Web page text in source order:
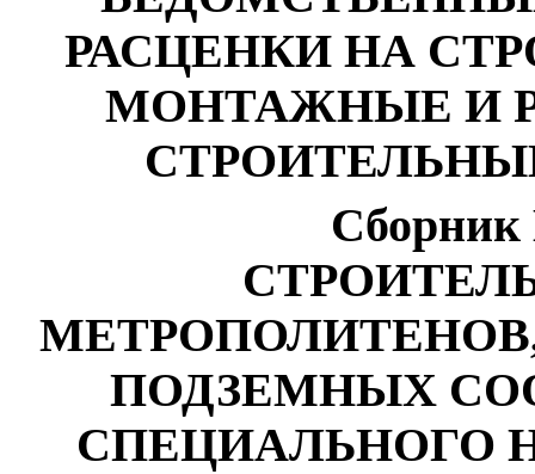
РАСЦЕНКИ НА
МОНТАЖНЫЕ И
Сборник
МЕТРОПОЛИТЕНОВ
ПОДЗЕМНЫХ
СПЕЦИАЛЬНОГО